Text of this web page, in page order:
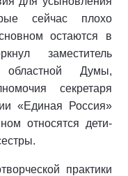
сейчас плохо
остаются в
заместитель
областной Думы,
секретаря
«Единая Россия»
относятся дети-
практики